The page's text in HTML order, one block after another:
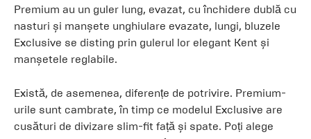
Premium au un guler lung, evazat, cu închidere dublă cu
nasturi și manșete unghiulare evazate, lungi, bluzele
Exclusive se disting prin gulerul lor elegant Kent și
manșetele reglabile.
Există, de asemenea, diferențe de potrivire. Premium-
urile sunt cambrate, în timp ce modelul Exclusive are
cusături de divizare slim-fit față și spate. Poți alege